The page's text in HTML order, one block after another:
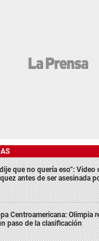
que no quería eso”: Video
antes de ser asesinada
Centroamericana: Olimpia
paso de la clasificación